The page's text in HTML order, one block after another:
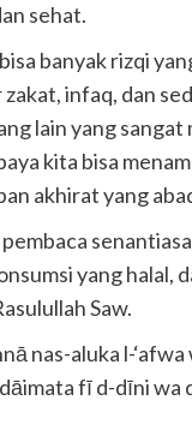
sehat.
banyak rizqi
zakat, infaq, dan
lain yang
kita bisa
akhirat yang
yang halal,
Saw.
nas-aluka l-‘afwa
fī d-dīni wa